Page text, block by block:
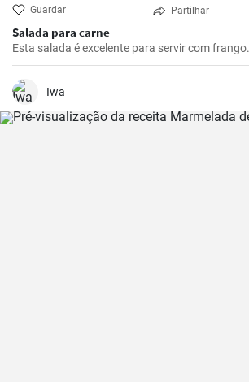
Guardar Partilhar
Salada para carne
Esta salada é excelente para servir com frango.
Iwa